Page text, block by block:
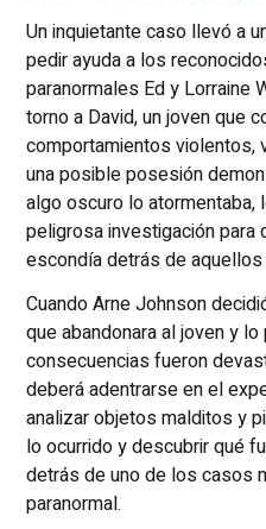
Un inquietante caso llevó a
pedir ayuda a los
paranormales Ed y Lorraine
torno a David, un joven que
comportamientos
una posible posesión
algo oscuro lo atormentaba,
peligrosa investigación para
escondía detrás de
Cuando Arne Johnson
que abandonara al joven y
consecuencias fueron
deberá adentrarse en el
analizar objetos malditos y
lo ocurrido y descubrir qué
detrás de uno de los casos
paranormal.